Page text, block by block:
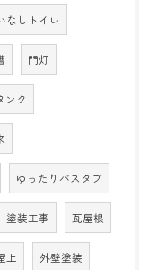
なしトイレ
門灯
ンク
ゆったりバスタブ
塗装工事 瓦屋根
上 外壁塗装